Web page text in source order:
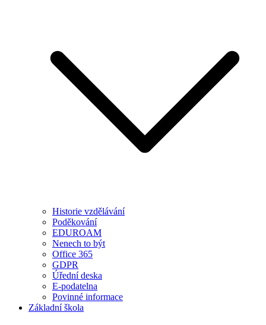
Historie vzdělávání
Poděkování
EDUROAM
Nenech to být
Office 365
GDPR
Úřední deska
E-podatelna
Povinné informace
Základní škola